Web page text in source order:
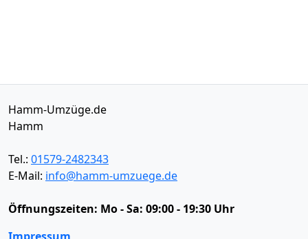
Hamm-Umzüge.de
Hamm
Tel.: 01579-2482343
E-Mail: info@hamm-umzuege.de
Öffnungszeiten: Mo - Sa: 09:00 - 19:30 Uhr